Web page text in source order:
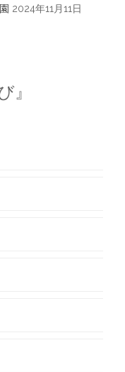
2024年11月11日
』